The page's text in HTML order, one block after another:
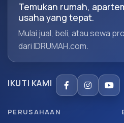
Temukan rumah,
usaha yang tepat.
Mulai jual, beli, atau sewa
dari IDRUMAH.com.
IKUTI KAMI
PERUSAHAAN